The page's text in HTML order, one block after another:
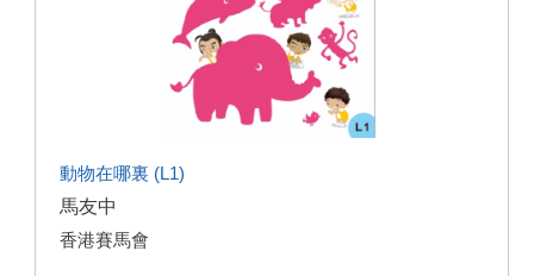
動物在哪裏 (L1)
馬友中
香港賽馬會